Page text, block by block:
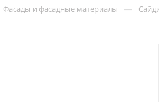
Фасады и фасадные материалы —